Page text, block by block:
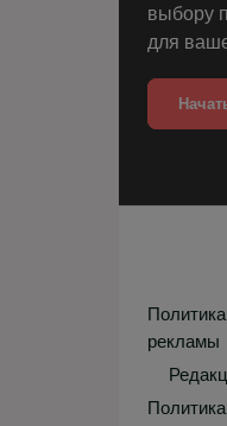
выбору
для
рекламы